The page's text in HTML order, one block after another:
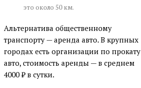
это около 50 км.
Альтернатива общественному
транспорту — аренда авто. В крупных
городах есть организации по прокату
авто, стоимость аренды — в среднем
4000 ₽ в сутки.